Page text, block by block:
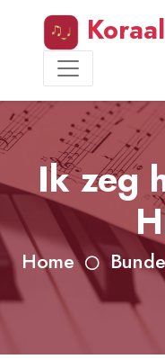
Ik zeg
Home